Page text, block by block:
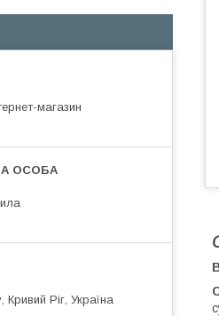
магазин
Кривий Ріг, Україна